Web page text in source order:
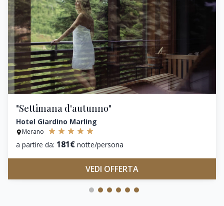
"Settimana d'autunno"
Hotel Giardino Marling
Merano
a partire da: 181€ notte/persona
VEDI OFFERTA